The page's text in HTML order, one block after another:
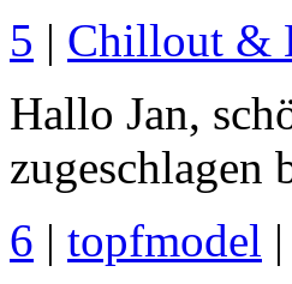
5 | Chillout &
Hallo Jan,
zugeschlagen
6 | topfmodel